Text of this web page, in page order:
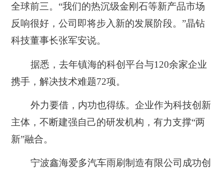
全球前三。“我们的热沉级金刚石等新产品市场
反响很好，公司即将步入新的发展阶段。”晶钻
科技董事长张军安说。
据悉，去年镇海的科创平台与120余家企业
携手，解决技术难题72项。
外力要借，内功也得练。企业作为科技创新
主体，不断建强自己的研发机构，有力支撑“两
新”融合。
宁波鑫海爱多汽车雨刷制造有限公司成功创